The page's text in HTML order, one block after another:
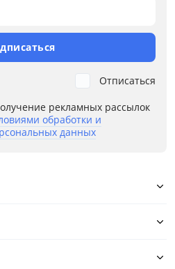
рекламных рассылок
обработки и
данных
Отписаться